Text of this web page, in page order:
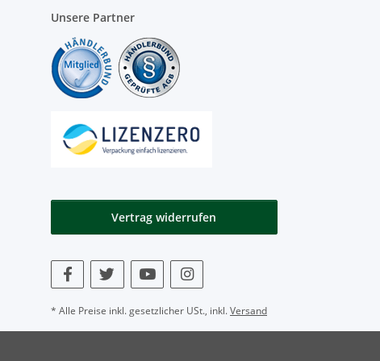
Unsere Partner
Vertrag widerrufen
* Alle Preise inkl. gesetzlicher USt., inkl.Versand